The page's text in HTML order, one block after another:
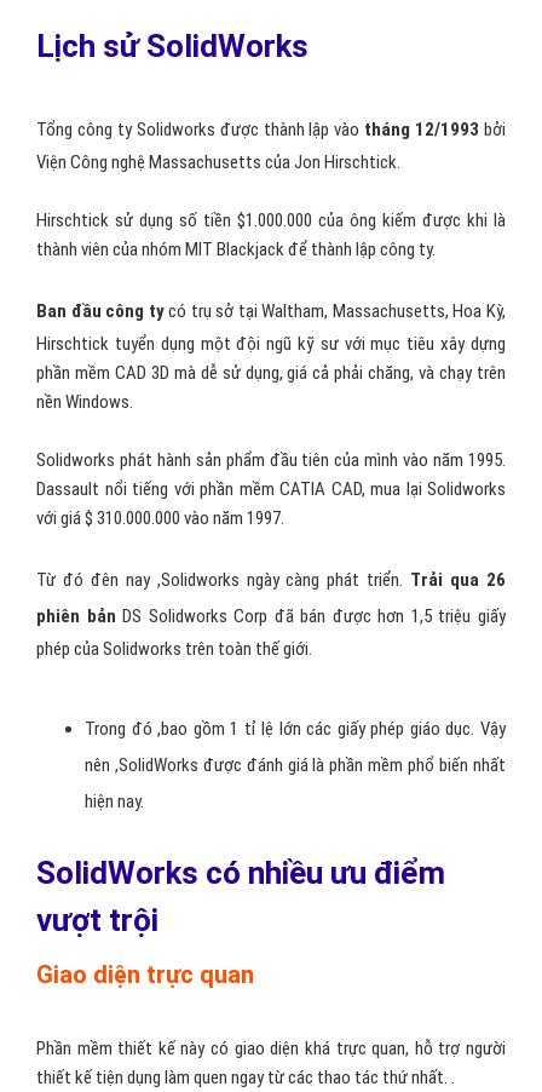
Lịch sử SolidWorks
Tổng công ty Solidworks được thành lập vào tháng 12/1993bởi
Viện Công nghệ Massachusetts của Jon Hirschtick.
Hirschtick sử dụng số tiền $1.000.000 của ông kiếm được khi là
thành viên của nhóm MIT Blackjack để thành lập công ty.
Ban đầu công tycó trụ sở tại Waltham, Massachusetts, Hoa Kỳ,
Hirschtick tuyển dụng một đội ngũ kỹ sư với mục tiêu xây dựng
phần mềm CAD 3D mà dễ sử dụng, giá cả phải chăng, và chạy trên
nền Windows.
Solidworks phát hành sản phẩm đầu tiên của mình vào năm 1995.
Dassault nổi tiếng với phần mềm CATIA CAD, mua lại Solidworks
với giá $ 310.000.000 vào năm 1997.
Từ đó đên nay ,Solidworks ngày càng phát triển. Trải qua 26
phiên bảnDS Solidworks Corp đã bán được hơn 1,5 triệu giấy
phép của Solidworks trên toàn thế giới.
Trong đó ,bao gồm 1 tỉ lệ lớn các giấy phép giáo dục. Vậy
nên ,SolidWorks được đánh giá là phần mềm phổ biến nhất
hiện nay.
SolidWorks có nhiều ưu điểm
vượt trội
Giao diện trực quan
Phần mềm thiết kế này có giao diện khá trực quan, hỗ trợ người
thiết kế tiện dụng làm quen ngay từ các thao tác thứ nhất. .